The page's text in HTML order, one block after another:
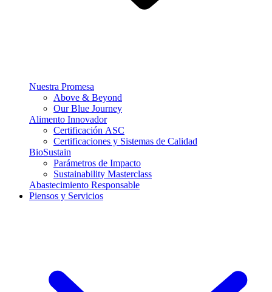
Nuestra Promesa
Above & Beyond
Our Blue Journey
Alimento Innovador
Certificación ASC
Certificaciones y Sistemas de Calidad
BioSustain
Parámetros de Impacto
Sustainability Masterclass
Abastecimiento Responsable
Piensos y Servicios